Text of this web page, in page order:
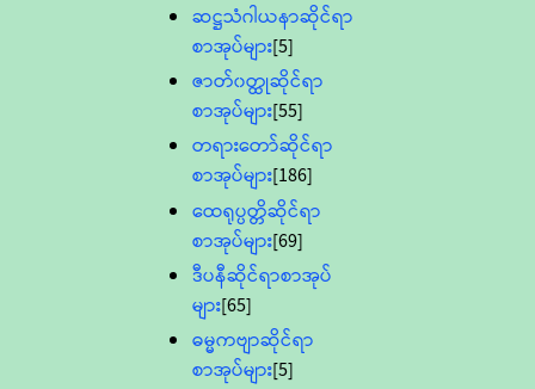
ဆဋ္ဌသံဂါယနာဆိုင်ရာ
စာအုပ်များ[5]
ဇာတ်၀တ္ထုဆိုင်ရာ
စာအုပ်များ[55]
တရားတော်ဆိုင်ရာ
စာအုပ်များ[186]
ထေရုပ္ပတ္တိဆိုင်ရာ
စာအုပ်များ[69]
ဒီပနီဆိုင်ရာစာအုပ်
များ[65]
ဓမ္မကဗျာဆိုင်ရာ
စာအုပ်များ[5]